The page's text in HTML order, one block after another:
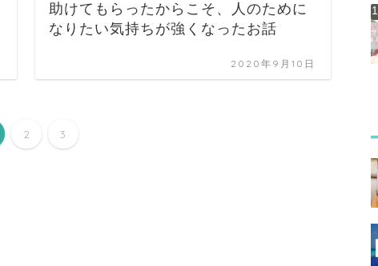
助けてもらったからこそ、人のために
なりたい気持ちが強くなったお話
2020年9月10日
2 3